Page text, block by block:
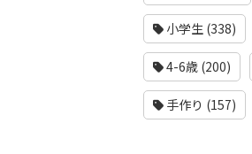
小学生 (338)
4-6歳 (200)
手作り (157)